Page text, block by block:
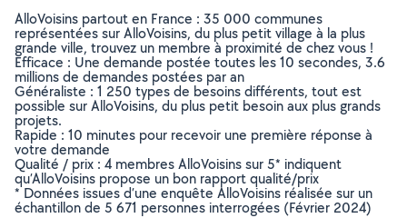
AlloVoisins partout en France : 35 000 communes
représentées sur AlloVoisins, du plus petit village à la plus
grande ville, trouvez un membre à proximité de chez vous !
Efficace : Une demande postée toutes les 10 secondes, 3.6
millions de demandes postées par an
Généraliste : 1 250 types de besoins différents, tout est
possible sur AlloVoisins, du plus petit besoin aux plus grands
projets.
Rapide : 10 minutes pour recevoir une première réponse à
votre demande
Qualité / prix : 4 membres AlloVoisins sur 5* indiquent
qu’AlloVoisins propose un bon rapport qualité/prix
* Données issues d’une enquête AlloVoisins réalisée sur un
échantillon de 5 671 personnes interrogées (Février 2024)